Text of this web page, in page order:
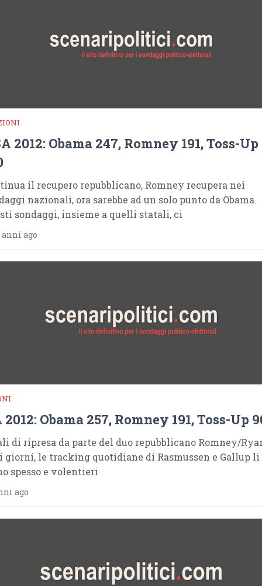
2012: Obama 247, Romney 191, Toss-Up
il recupero repubblicano, Romney recupera nei
nazionali, ora sarebbe ad un solo punto da Obama.
sondaggi, insieme a quelli statali, ci
anni ago
2012: Obama 257, Romney 191, Toss-Up
di ripresa da parte del duo repubblicano Romney/
giorni, le tracking quotidiane di Rasmussen e Gallup li
spesso e volentieri
ago